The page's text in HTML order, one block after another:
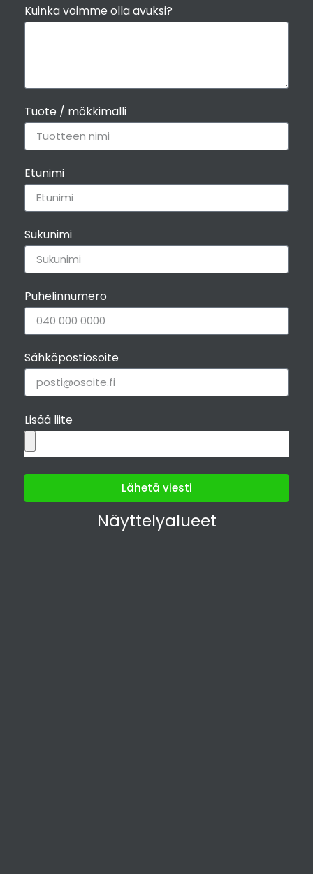
Kuinka voimme olla avuksi?
Tuote / mökkimalli
Etunimi
Sukunimi
Puhelinnumero
Sähköpostiosoite
Lisää liite
Lähetä viesti
Näyttelyalueet